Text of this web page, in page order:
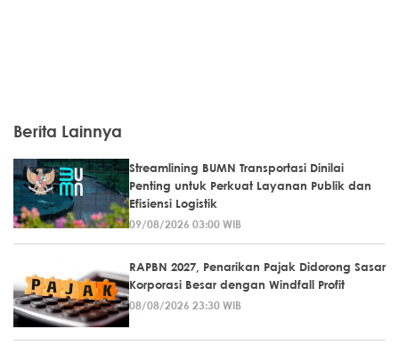
Berita Lainnya
Streamlining BUMN Transportasi Dinilai
Penting untuk Perkuat Layanan Publik dan
Efisiensi Logistik
09/08/2026 03:00 WIB
RAPBN 2027, Penarikan Pajak Didorong Sasar
Korporasi Besar dengan Windfall Profit
08/08/2026 23:30 WIB